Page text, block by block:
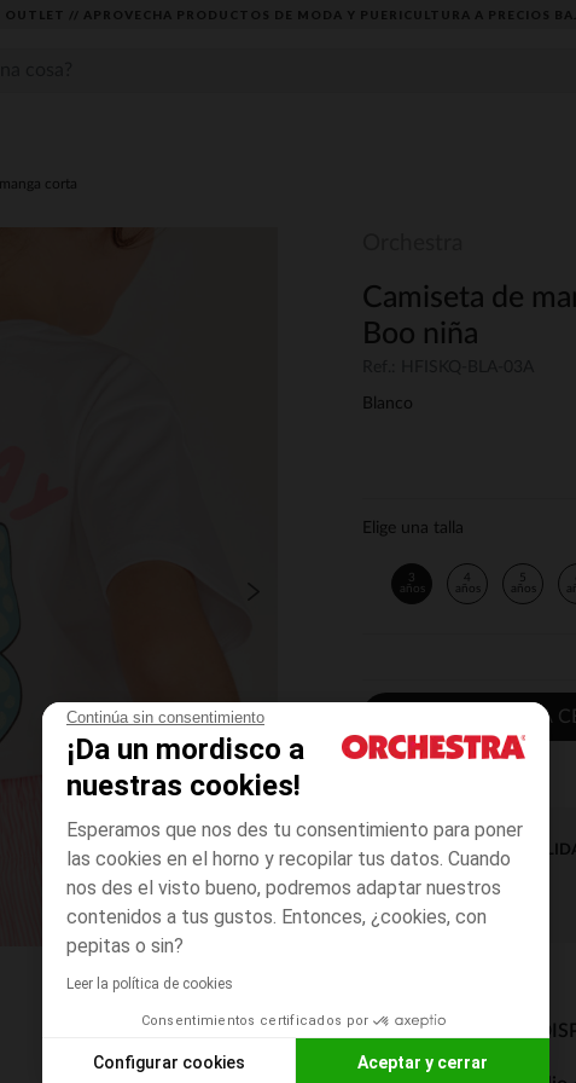
Continúa sin consentimiento
¡Da un mordisco a
nuestras cookies!
Esperamos que nos des tu consentimiento para poner
las cookies en el horno y recopilar tus datos. Cuando
nos des el visto bueno, podremos adaptar nuestros
contenidos a tus gustos. Entonces, ¿cookies, con
pepitas o sin?
Leer la política de cookies
Consentimientos certificados por
Configurar cookies Aceptar y cerrar
OUTLET // APROVECHA PRODUCTOS DE MODA Y PUERICULTURA A PRECIOS
corta
Camiseta de
Boo niña
Blanco
Elige una talla
3
años
4
años
5
años
AÑADIR A LA
MODOS DE ENVÍO